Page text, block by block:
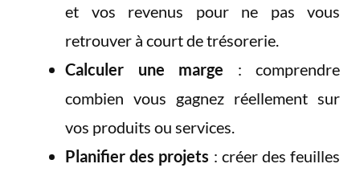
et vos revenus pour ne pas vous
retrouver à court de trésorerie.
Calculer une marge : comprendre
combien vous gagnez réellement sur
vos produits ou services.
Planifier des projets : créer des feuilles